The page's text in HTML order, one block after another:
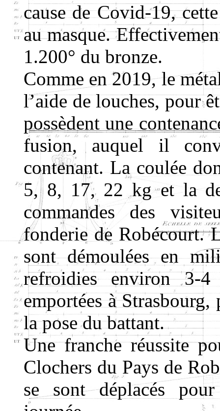
cause de Covid-19,
au masque.
1.200° du bronze.
Comme en 2019, le
l’aide de louches, pour
possèdent une
fusion, auquel il
contenant. La coulée
5, 8, 17, 22 kg et la
commandes des
fonderie de Robécourt.
sont démoulées en
refroidies environ 3-
emportées à
la pose du battant.
Une franche réussite
Clochers du Pays de
se sont déplacés